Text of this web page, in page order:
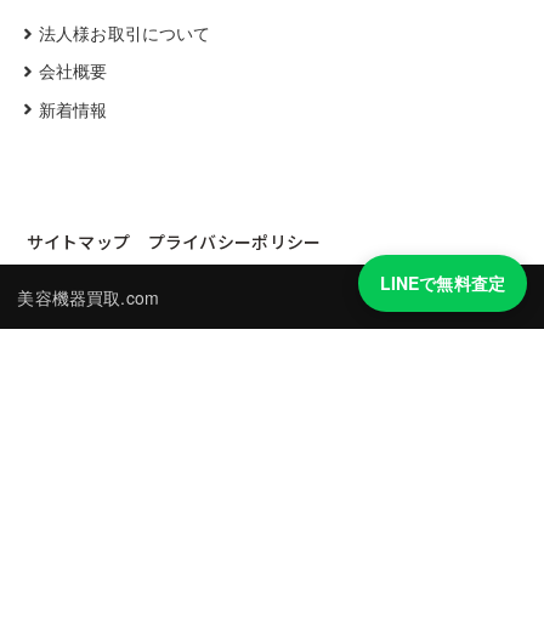
法人様お取引について
会社概要
新着情報
サイトマップ プライバシーポリシー
美容機器買取.com
LINEで無料査定